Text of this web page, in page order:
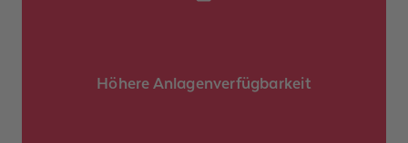
Höhere Anlagenverfügbarkeit